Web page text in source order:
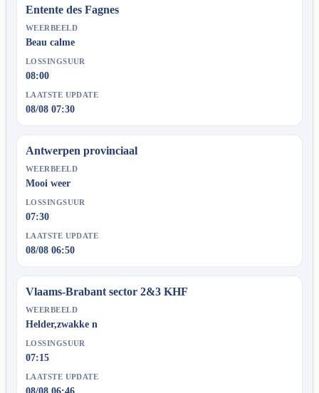
Entente des Fagnes
WEERBEELD
Beau calme
LOSSINGSUUR
08:00
LAATSTE UPDATE
08/08 07:30
Antwerpen provinciaal
WEERBEELD
Mooi weer
LOSSINGSUUR
07:30
LAATSTE UPDATE
08/08 06:50
Vlaams-Brabant sector 2&3 KHF
WEERBEELD
Helder,zwakke n
LOSSINGSUUR
07:15
LAATSTE UPDATE